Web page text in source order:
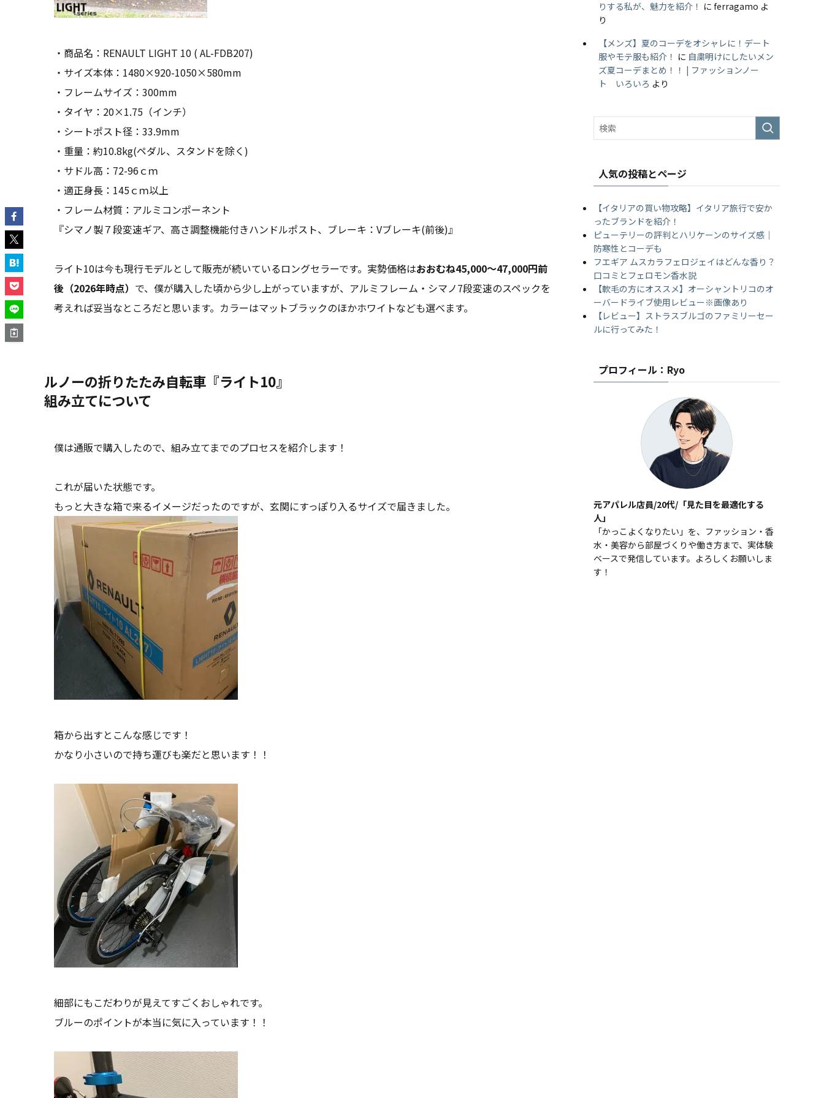
・商品名：RENAULT LIGHT 10 ( AL-FDB207)
・サイズ本体：1480×920-1050×580mm
・フレームサイズ：300mm
・タイヤ：20×1.75（インチ）
・シートポスト径：33.9mm
・重量：約10.8kg(ペダル、スタンドを除く)
・サドル高：72-96ｃｍ
・適正身長：145ｃｍ以上
・フレーム材質：アルミコンポーネント
『シマノ製７段変速ギア、高さ調整機能付きハンドルポスト、ブレーキ：Vブレーキ(前後)』
ライト10は今も現行モデルとして販売が続いているロングセラーです。実勢価格はおおむね45,000〜47,000円前
後（2026年時点） で、僕が購入した頃から少し上がっていますが、アルミフレーム・シマノ7段変速のスペックを
考えれば妥当なところだと思います。カラーはマットブラックのほかホワイトなども選べます。
ルノーの折りたたみ自転車『ライト10』
組み立てについて
僕は通販で購入したので、組み立てまでのプロセスを紹介します！
これが届いた状態です。
もっと大きな箱で来るイメージだったのですが、玄関にすっぽり入るサイズで届きました。
箱から出すとこんな感じです！
かなり小さいので持ち運びも楽だと思います！！
細部にもこだわりが見えてすごくおしゃれです。
ブルーのポイントが本当に気に入っています！！
りする私が、魅力を紹介！ に ferragamo よ
り
【メンズ】夏のコーデをオシャレに！デート
服やモテ服も紹介！ に 自粛明けにしたいメン
ズ夏コーデまとめ！！ | ファッションノー
ト いろいろ より
人気の投稿とページ
【イタリアの買い物攻略】イタリア旅行で安か
ったブランドを紹介！
ピューテリーの評判とハリケーンのサイズ感｜
防寒性とコーデも
フエギア ムスカラフェロジェイはどんな香り？
口コミとフェロモン香水説
【軟毛の方にオススメ】オーシャントリコのオ
ーバードライブ使用レビュー※画像あり
【レビュー】ストラスブルゴのファミリーセー
ルに行ってみた！
プロフィール：Ryo
元アパレル店員/20代/「見た目を最適化する
人」
「かっこよくなりたい」を、ファッション・香
水・美容から部屋づくりや働き方まで、実体験
ベースで発信しています。よろしくお願いしま
す！